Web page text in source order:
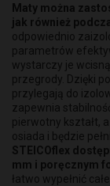
Maty można
jak również
odpowiednio
parametrów
wystarczy je
przegrody. Dzięki
przylegają do
zapewnia
pierwotny kształt,
osiada i będzie
STEICOflex
mm i poręcznym
łatwo wypełnić